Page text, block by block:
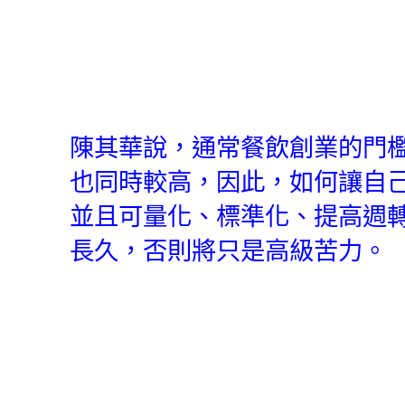
陳其華說，通常餐飲創業的門
也同時較高，因此，如何讓自
並且可量化、標準化、提高週
長久，否則將只是高級苦力。